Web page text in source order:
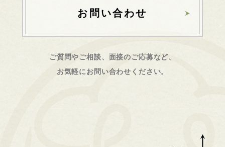
お問い合わせ
ご質問やご相談、面接のご応募など、
お気軽にお問い合わせください。